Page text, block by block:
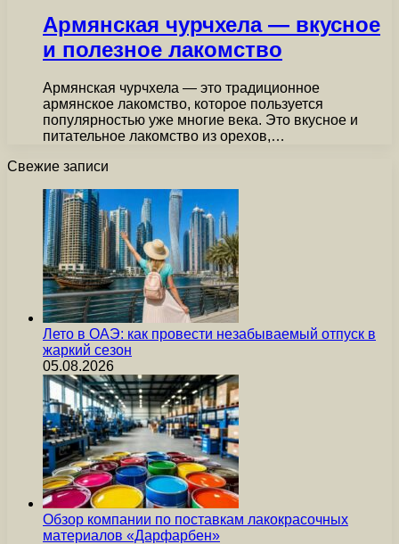
Армянская чурчхела — вкусное
и полезное лакомство
Армянская чурчхела — это традиционное
армянское лакомство, которое пользуется
популярностью уже многие века. Это вкусное и
питательное лакомство из орехов,…
Свежие записи
Лето в ОАЭ: как провести незабываемый отпуск в
жаркий сезон
05.08.2026
Обзор компании по поставкам лакокрасочных
материалов «Дарфарбен»